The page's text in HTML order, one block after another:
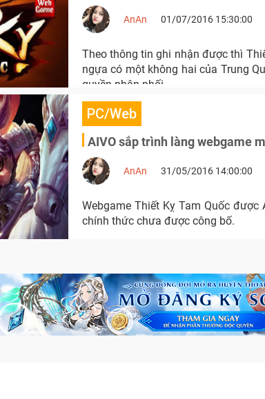
AnAn 01/07/2016 15:30:00
Theo thông tin ghi nhận được thì
ngựa có một không hai của Trung
quyền phân phối.
PC/Web
AIVO sắp trình làng webgame
AnAn 31/05/2016 14:00:00
Webgame Thiết Kỵ Tam Quốc
chính thức chưa được công bố.